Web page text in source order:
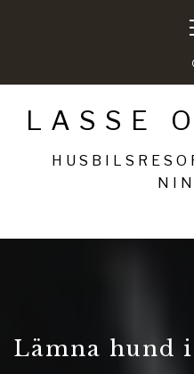
LASSE
Lämna hund